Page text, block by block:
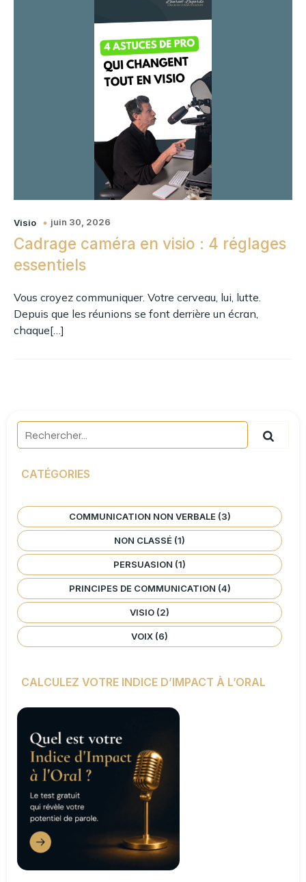
Visio juin 30, 2026
Cadrage caméra en visio : 4 réglages
essentiels
Vous croyez communiquer. Votre cerveau, lui, lutte.
Depuis que les réunions se font derrière un écran,
chaque[…]
CATÉGORIES
COMMUNICATION NON VERBALE(3)
NON CLASSÉ (1)
PERSUASION (1)
PRINCIPES DE COMMUNICATION (4)
VISIO (2)
VOIX (6)
CALCULEZ VOTRE INDICE D’IMPACT À L’ORAL